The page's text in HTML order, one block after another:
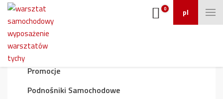
pl
0
Wyposażenie warsztatu
Promocje
Podnośniki Samochodowe